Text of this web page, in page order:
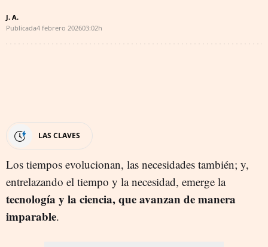
J. A.
Publicada4 febrero 202603:02h
LAS CLAVES
Los tiempos evolucionan, las necesidades también; y,
entrelazando el tiempo y la necesidad, emerge la
tecnología y la ciencia, que avanzan de manera
imparable.